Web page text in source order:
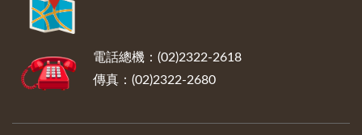
電話總機：(02)2322-2618
傳真：(02)2322-2680